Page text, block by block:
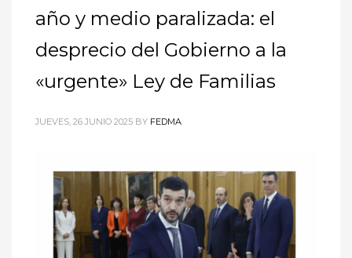
año y medio paralizada: el
desprecio del Gobierno a la
«urgente» Ley de Familias
JUEVES, 26 JUNIO 2025 BY FEDMA